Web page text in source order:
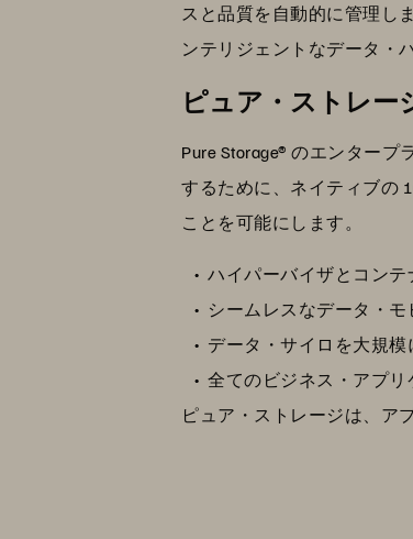
スと品質を自動的に管理し
ンテリジェントなデータ・
ピュア・ストレー
Pure Storage® のエンター
するために、ネイティブの
ことを可能にします。
ハイパーバイザとコン
シームレスなデータ・
データ・サイロを大規
全てのビジネス・アプ
ピュア・ストレージは、ア